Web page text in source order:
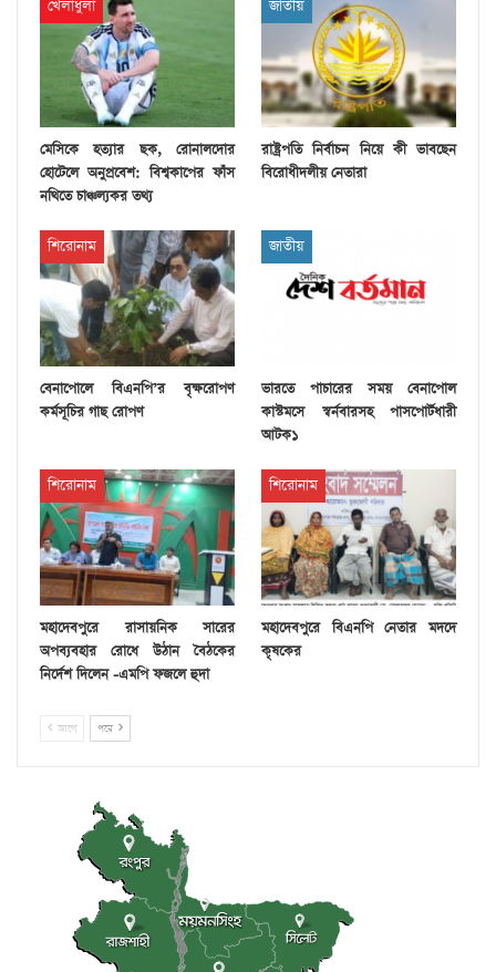
খেলাধুলা
মেসিকে হত্যার ছক, রোনালদোর
হোটেলে অনুপ্রবেশ: বিশ্বকাপের ফাঁস
নথিতে চাঞ্চল্যকর তথ্য
জাতীয়
রাষ্ট্রপতি নির্বাচন নিয়ে কী ভাবছেন
বিরোধীদলীয় নেতারা
শিরোনাম
বেনাপোলে বিএনপি’র বৃক্ষরোপণ
কর্মসূচির গাছ রোপণ
জাতীয়
ভারতে পাচারের সময় বেনাপোল
কাস্টমসে স্বর্নবারসহ পাসপোর্টধারী
আটক১
শিরোনাম
মহাদেবপুরে রাসায়নিক সারের
অপব্যবহার রোধে উঠান বৈঠকের
নির্দেশ দিলেন -এমপি ফজলে হুদা
শিরোনাম
মহাদেবপুরে বিএনপি নেতার মদদে
কৃষকের
আগে পরে